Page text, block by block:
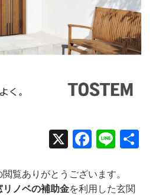
X Line
覧ありがとうございます。
リノベの補助金を利用した玄関